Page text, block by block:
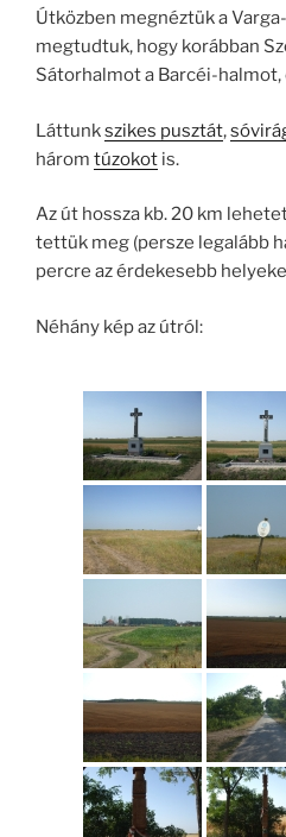
Útközben megnéztük a
megtudtuk, hogy korábban
Sátorhalmot a Barcéi-halmot,
Láttunkszikes pusztát,
három túzokot is.
Az út hossza kb. 20 km
tettük meg (persze legalább
percre az érdekesebb
Néhány kép az útról: